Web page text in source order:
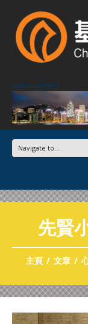
Advertisement
先賢
主頁 文章